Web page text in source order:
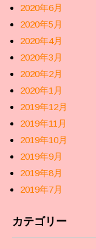
2020年6月
2020年5月
2020年4月
2020年3月
2020年2月
2020年1月
2019年12月
2019年11月
2019年10月
2019年9月
2019年8月
2019年7月
カテゴリー